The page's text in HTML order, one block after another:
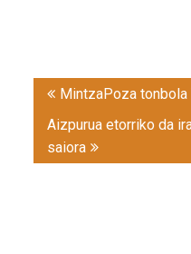
Post
navigation
MintzaPoza tonbola
Aizpurua etorriko da
saiora